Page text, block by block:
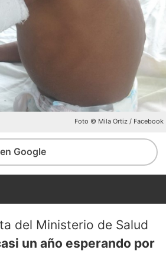
Foto © Mila Ortiz / Facebook
Google
del Ministerio de Salud
un año esperando por